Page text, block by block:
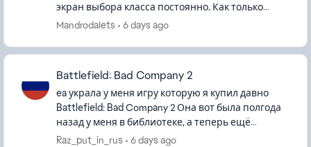
экран выбора класса постоянно. Как только
респаун сразу тут же прилетает в голову или
MandrodaIets 6 days ago
Battlefield: Bad Company 2
ea украла у меня игру которую я купил давно
Battlefield: Bad Company 2 Она вот была полгода
назад у меня в библиотеке, а теперь ещё
battlefield 3 украла Требует ввести ключ
Raz_put_in_rus 6 days ago